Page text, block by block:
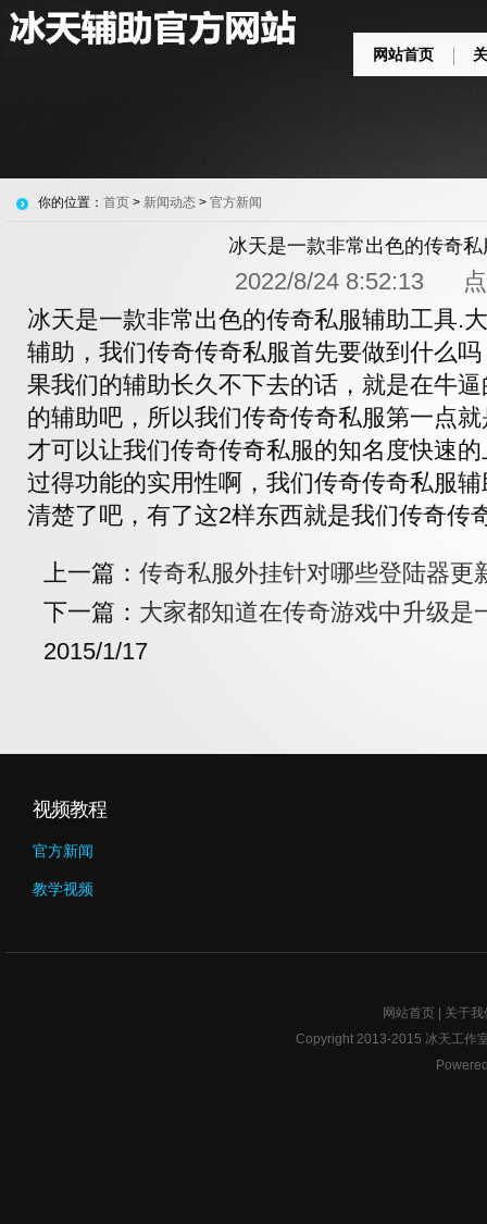
网站首页
你的位置： 首页 > 新闻动态 > 官方新闻
冰天是一款非常出色的传奇
2022/8/24 8:52:13
冰天是一款非常出色的传奇私服辅助工具.
辅助，我们传奇传奇私服首先要做到什么
果我们的辅助长久不下去的话，就是在牛
的辅助吧，所以我们传奇传奇私服第一点
才可以让我们传奇传奇私服的知名度快速
过得功能的实用性啊，我们传奇传奇私服
清楚了吧，有了这2样东西就是我们传奇传
上一篇： 传奇私服外挂针对哪些登陆器更
下一篇： 大家都知道在传奇游戏中升级是
2015/1/17
视频教程
官方新闻
教学视频
网站首页|
关于我
Copyright 2013-2015 冰天工作